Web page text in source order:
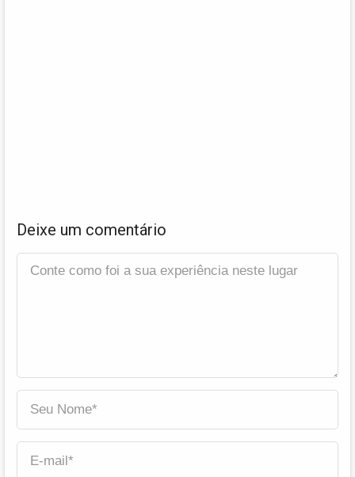
Deixe um comentário